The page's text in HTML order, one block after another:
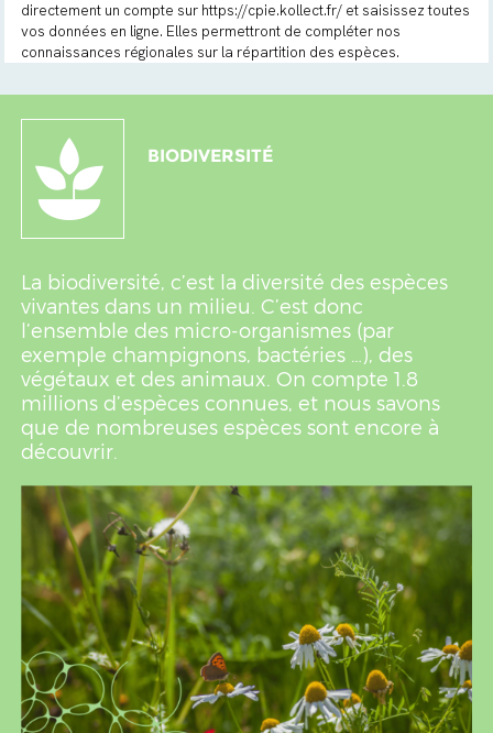
directement un compte sur https://cpie.kollect.fr/et saisissez toutes
vos données en ligne. Elles permettront de compléter nos
connaissances régionales sur la répartition des espèces.
BIODIVERSITÉ
La biodiversité, c’est la diversité des espèces
vivantes dans un milieu. C’est donc
l’ensemble des micro-organismes (par
exemple champignons, bactéries …), des
végétaux et des animaux. On compte 1.8
millions d’espèces connues, et nous savons
que de nombreuses espèces sont encore à
découvrir.